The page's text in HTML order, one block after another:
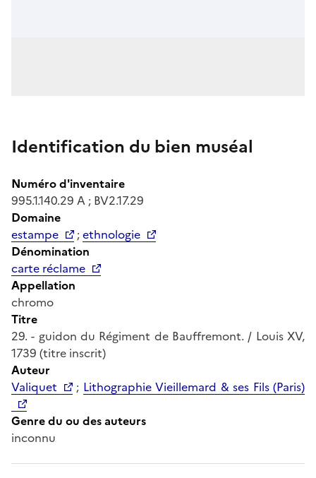
Identification du bien muséal
Numéro d'inventaire
995.1.140.29 A ; BV2.17.29
Domaine
estampe
;ethnologie
Dénomination
carte réclame
Appellation
chromo
Titre
29. - guidon du Régiment de Bauffremont. / Louis XV,
1739 (titre inscrit)
Auteur
Valiquet
; Lithographie Vieillemard & ses Fils (Paris)
Genre du ou des auteurs
inconnu